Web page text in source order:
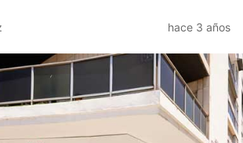
hace 3 años